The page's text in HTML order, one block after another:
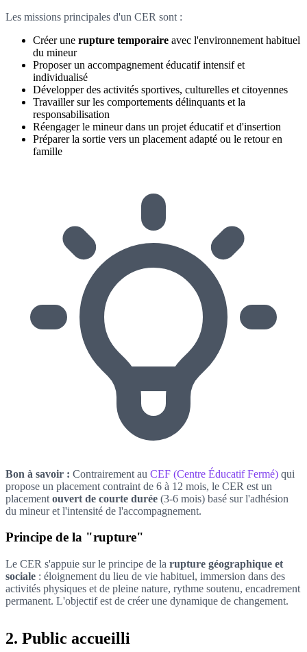
Les missions principales d'un CER sont :
Créer une rupture temporaire avec l'environnement habituel
du mineur
Proposer un accompagnement éducatif intensif et
individualisé
Développer des activités sportives, culturelles et citoyennes
Travailler sur les comportements délinquants et la
responsabilisation
Réengager le mineur dans un projet éducatif et d'insertion
Préparer la sortie vers un placement adapté ou le retour en
famille
Bon à savoir : Contrairement au CEF (Centre Éducatif Fermé) qui
propose un placement contraint de 6 à 12 mois, le CER est un
placement ouvert de courte durée (3-6 mois) basé sur l'adhésion
du mineur et l'intensité de l'accompagnement.
Principe de la "rupture"
Le CER s'appuie sur le principe de la rupture géographique et
sociale : éloignement du lieu de vie habituel, immersion dans des
activités physiques et de pleine nature, rythme soutenu, encadrement
permanent. L'objectif est de créer une dynamique de changement.
2. Public accueilli